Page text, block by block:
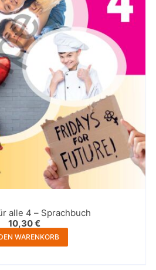
alle 4 – Sprachbuch
10,30€
WARENKORB